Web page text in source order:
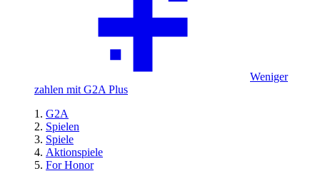
Weniger
zahlen mit G2A Plus
G2A
Spielen
Spiele
Aktionspiele
For Honor